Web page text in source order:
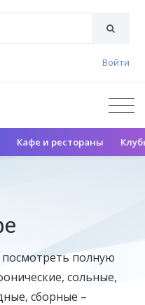
Войти
Кафе и рестораны
полную
сольные,
сборные –